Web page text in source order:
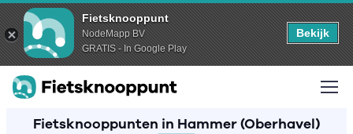
Fietsknooppunt
NodeMapp BV
GRATIS - In Google Play
Bekijk
Fietsknooppunten in Hammer (Oberhavel)